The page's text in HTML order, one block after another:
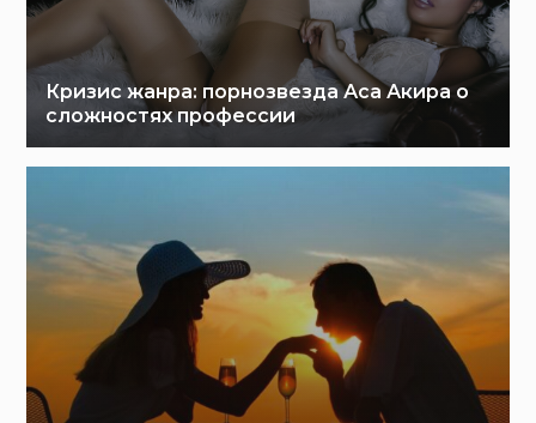
Кризис жанра: порнозвезда Аса Акира о
сложностях профессии